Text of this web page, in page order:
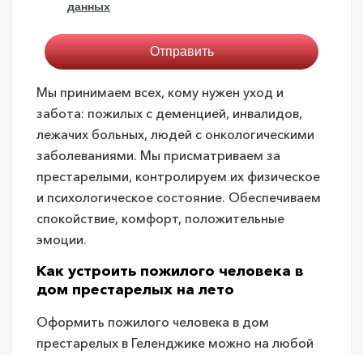
Мы принимаем всех, кому нужен уход и
забота: пожилых с деменцией, инвалидов,
лежачих больных, людей с онкологическими
заболеваниями. Мы присматриваем за
престарелыми, контролируем их физическое
и психологическое состояние. Обеспечиваем
спокойствие, комфорт, положительные
эмоции.
Как устроить пожилого человека в
дом престарелых на лето
Оформить пожилого человека в дом
престарелых в Геленджике можно на любой